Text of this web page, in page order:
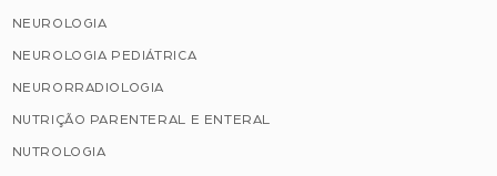
NEUROLOGIA
NEUROLOGIA PEDIÁTRICA
NEURORRADIOLOGIA
NUTRIÇÃO PARENTERAL E ENTERAL
NUTROLOGIA